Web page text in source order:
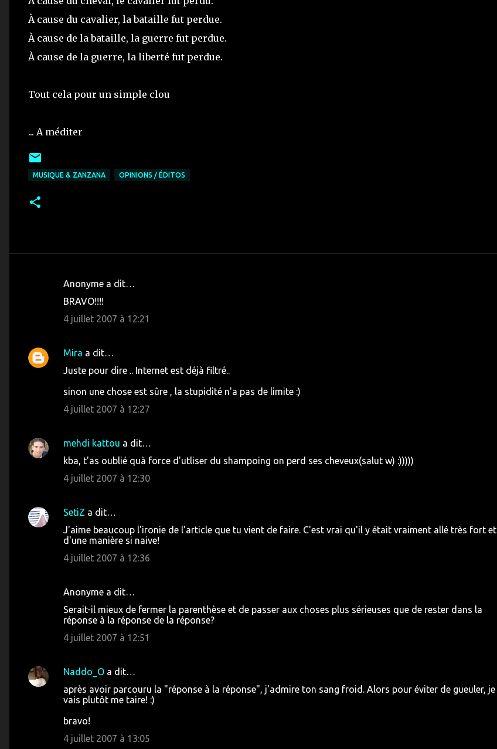
À cause du cavalier, la bataille fut perdue.
À cause de la bataille, la guerre fut perdue.
À cause de la guerre, la liberté fut perdue.
Tout cela pour un simple clou
... A méditer
MUSIQUE & ZANZANA OPINIONS / ÉDITOS
e
r
e
Anonyme a dit…
BRAVO!!!!
4 juillet 2007 à 12:21
Mira a dit…
Juste pour dire .. Internet est déjà filtré..
sinon une chose est sûre , la stupidité n'a pas de limite :)
4 juillet 2007 à 12:27
mehdi kattou a dit…
kba, t'as oublié quà force d'utliser du shampoing on perd ses cheveux(salut w) :)))))
4 juillet 2007 à 12:30
SetiZ a dit…
J'aime beaucoup l'ironie de l'article que tu vient de faire. C'est vrai qu'il y était vraiment allé très fort et
d'une manière si naive!
4 juillet 2007 à 12:36
Anonyme a dit…
Serait-il mieux de fermer la parenthèse et de passer aux choses plus sérieuses que de rester dans la
réponse à la réponse de la réponse?
4 juillet 2007 à 12:51
Naddo_O a dit…
après avoir parcouru la "réponse à la réponse", j'admire ton sang froid. Alors pour éviter de gueuler, je
vais plutôt me taire! :)
bravo!
4 juillet 2007 à 13:05